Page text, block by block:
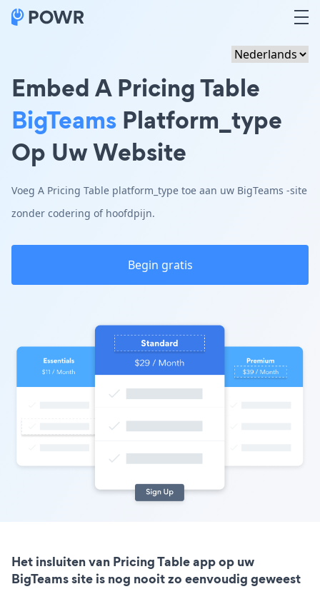
Embed A Pricing Table
BigTeams Platform_type
Op Uw Website
Voeg A Pricing Table platform_type toe aan uw BigTeams -site
zonder codering of hoofdpijn.
Begin gratis
Het insluiten van Pricing Table app op uw
BigTeams site is nog nooit zo eenvoudig geweest